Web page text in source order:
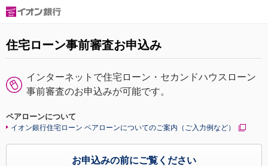
住宅ローン事前審査お申込み
インターネットで住宅ローン・セカンドハウスローン
事前審査のお申込みが可能です。
ペアローンについて
イオン銀行住宅ローン ペアローンについてのご案内（ご入力例など）
お申込みの前にご覧ください